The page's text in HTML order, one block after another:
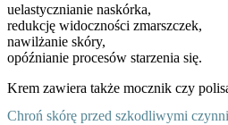
uelastycznianie naskórka,
redukcję widoczności zmarszczek,
nawilżanie skóry,
opóźnianie procesów starzenia się.
Krem zawiera także mocznik czy
Chroń skórę przed szkodliwymi